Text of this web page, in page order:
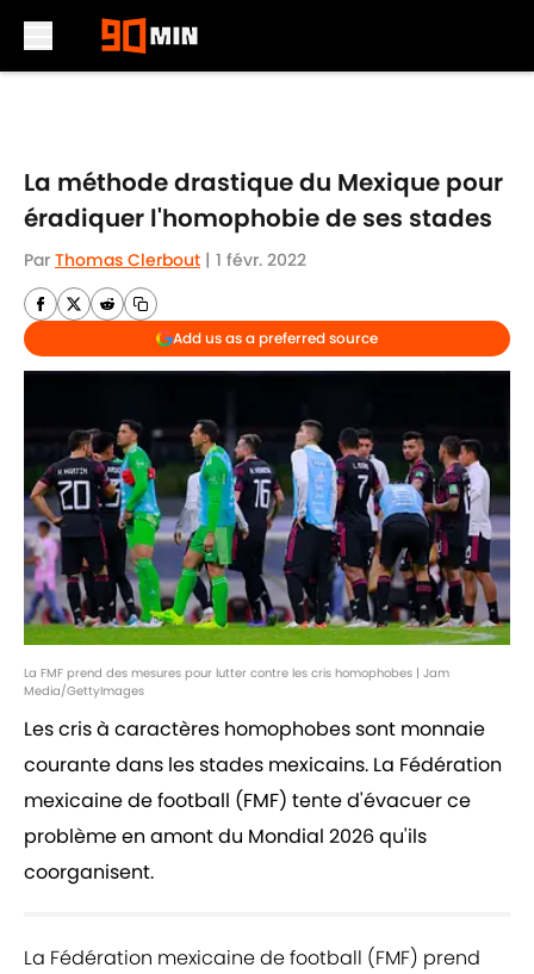
La méthode drastique du Mexique pour
éradiquer l'homophobie de ses stades
Par Thomas Clerbout | 1 févr. 2022
Add us as a preferred source
La FMF prend des mesures pour lutter contre les cris homophobes | Jam
Media/GettyImages
Les cris à caractères homophobes sont monnaie
courante dans les stades mexicains. La Fédération
mexicaine de football (FMF) tente d'évacuer ce
problème en amont du Mondial 2026 qu'ils
coorganisent.
La Fédération mexicaine de football (FMF) prend